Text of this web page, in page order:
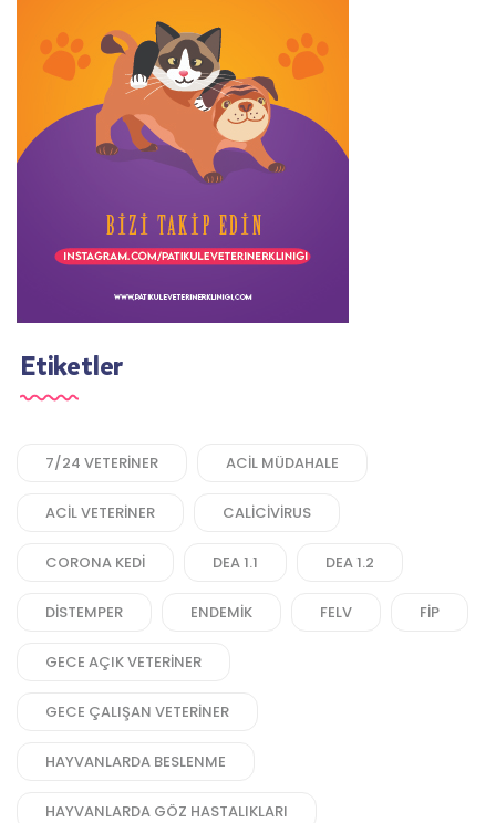
Etiketler
7/24 VETERINER ACIL MÜDAHALE
ACIL VETERINER CALICIVIRUS
CORONA KEDI DEA 1.1 DEA 1.2
DISTEMPER ENDEMIK FELV FIP
GECE AÇIK VETERINER
GECE ÇALIŞAN VETERINER
HAYVANLARDA BESLENME
HAYVANLARDA GÖZ HASTALIKLARI